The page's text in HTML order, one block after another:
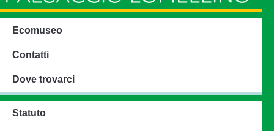
Ecomuseo
Contatti
Dove trovarci
Statuto